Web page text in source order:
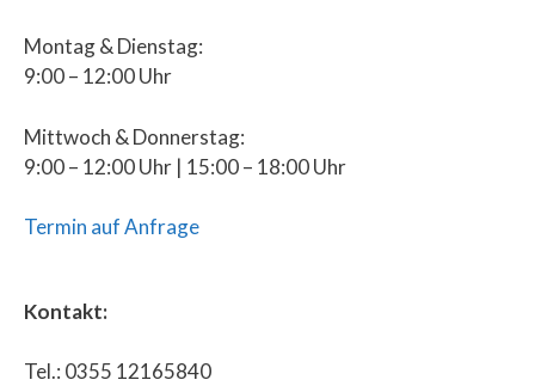
Montag & Dienstag:
9:00 – 12:00 Uhr
Mittwoch & Donnerstag:
9:00 – 12:00 Uhr | 15:00 – 18:00 Uhr
Termin auf Anfrage
Kontakt:
Tel.: 0355 12165840